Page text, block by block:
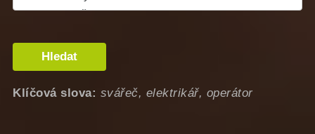
Hledat
Klíčová slova: svářeč, elektrikář, operátor